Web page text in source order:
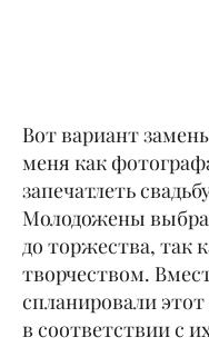
Вот вариант
меня как
запечатлеть
Молодожены
до торжества, так
творчеством.
спланировали
в соответствии с